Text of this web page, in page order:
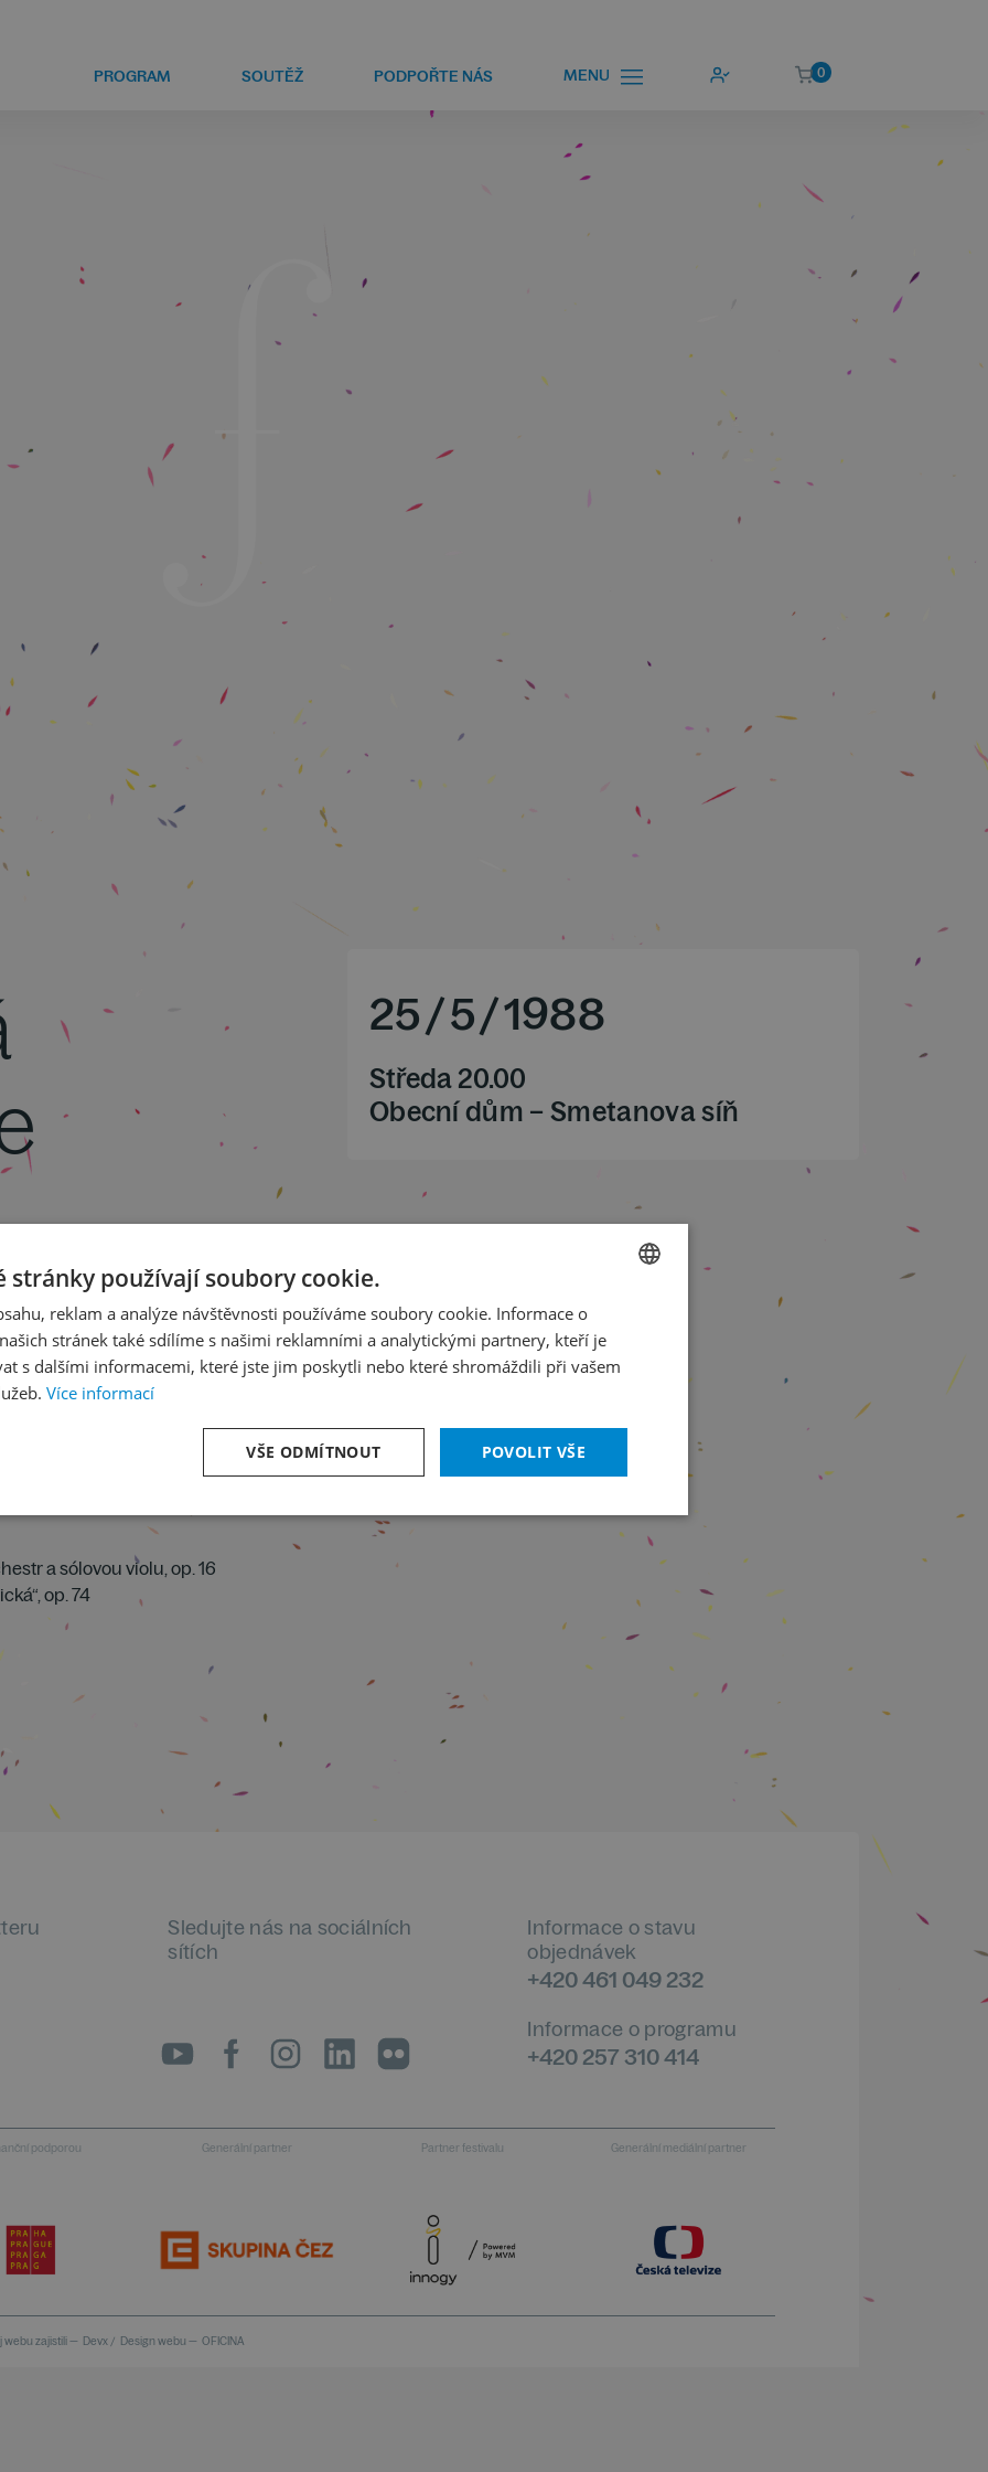
PROGRAM SOUTĚŽ PODPOŘTE NÁS MENU 0
orchestr a sólovou violu op. 16
74 "Patetická"
25/5/1988
Středa 20.00
Obecní dům – Smetanova síň
a sólovou violu, op. 16
op. 74
Sledujte nás na sociálních
sítích
Informace o stavu
objednávek
+420 461 049 232
Informace o programu
+420 257 310 414
podporou Generální partner Partner festivalu Generální mediální partner
webu zajistili — Devx / Design webu — OFICINA
ENGLISH
stránky používají soubory cookie.
reklam a analýze návštěvnosti používáme soubory cookie. Informace o
stránek také sdílíme s našimi reklamními a analytickými partnery, kteří je
s dalšími informacemi, které jste jim poskytli nebo které shromáždili při vašem
Více informací
POVOLIT VŠE
VŠE ODMÍTNOUT